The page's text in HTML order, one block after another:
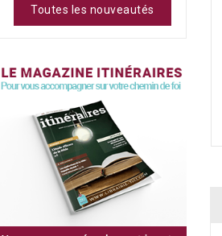
Toutes les nouveautés